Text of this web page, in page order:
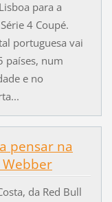
para a
4 Coupé.
portuguesa vai
países, num
e no
pensar na
da Red Bull